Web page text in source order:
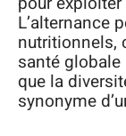
L’alternance
nutritionnels,
santé globale
que la
synonyme